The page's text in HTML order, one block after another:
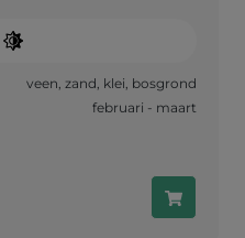
veen, zand, klei, bosgrond
februari - maart